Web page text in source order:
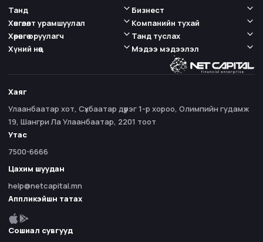
Танд
Хөнгөлөлт урамшуулал
Бизнест
Компанийн тухай
Хөрөнгө оруулагч
Хүний нөөц
Танд туслах
Мэдээ мэдээлэл
Хаяг
Улаанбаатар хот, Сүхбаатар дүүрэг 1-р хороо, Олимпийн гудамж
19, Шангри Ла Улаанбаатар, 2201 тоот
Утас
7500-6666
Цахим шуудан
help@netcapital.mn
Аппликэйшн татах
Сошиал сувгууд